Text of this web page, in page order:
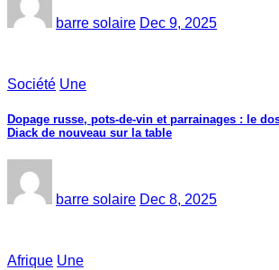
barre solaire Dec 9, 2025
Société Une
Dopage russe, pots-de-vin et parrainages : le
Diack de nouveau sur la table
barre solaire Dec 8, 2025
Afrique Une